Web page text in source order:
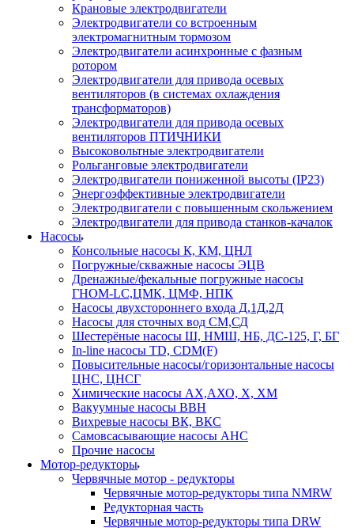
Крановые электродвигатели
Электродвигатели со встроенным
электромагнитным тормозом
Электродвигатели асинхронные с фазным
ротором
Электродвигатели для привода осевых
вентиляторов (в системах охлаждения
трансформаторов)
Электродвигатели для привода осевых
вентиляторов ПТИЧНИКИ
Высоковольтные электродвигатели
Рольганговые электродвигатели
Электродвигатели пониженной высоты (IP23)
Энергоэффективные электродвигатели
Электродвигатели с повышенным скольжением
Электродвигатели для привода станков-качалок
Насосы
Консольные насосы К, КМ, ЦНЛ
Погружные/скважные насосы ЭЦВ
Дренажные/фекальные погружные насосы
ГНОМ-LC,ЦМК, ЦМФ, НПК
Насосы двухстороннего входа Д,1Д,2Д
Насосы для сточных вод СМ,СД
Шестерёные насосы Ш, НМШ, НБ, ДС-125, Г, БГ
In-line насосы TD, CDM(F)
Повысительные насосы/горизонтальные насосы
ЦНС, ЦНСГ
Химические насосы АХ,АХО, Х, ХМ
Вакуумные насосы ВВН
Вихревые насосы ВК, ВКС
Самовсасывающие насосы АНС
Прочие насосы
Мотор-редукторы
Червячные мотор - редукторы
Червячные мотор-редукторы типа NMRW
Редукторная часть
Червячные мотор-редукторы типа DRW